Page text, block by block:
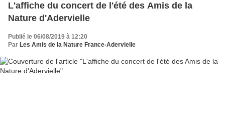
L'affiche du concert de l'été des Amis de la
Nature d'Adervielle
Publié le 06/08/2019 à 12:20
Par Les Amis de la Nature France-Adervielle